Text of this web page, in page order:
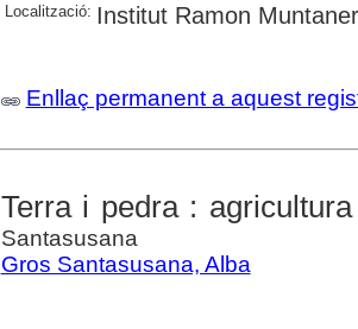
Localització: Institut Ramon Muntaner
Enllaç permanent a aquest
Terra i pedra :
Santasusana
Gros Santasusana, Alba